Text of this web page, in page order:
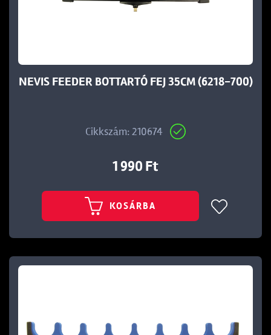
NEVIS FEEDER BOTTARTÓ FEJ 35CM (6218-700)
Cikkszám: 210674
1 990 Ft
KOSÁRBA